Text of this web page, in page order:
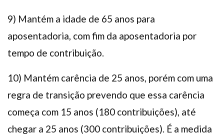
9) Mantém a idade de 65 anos para
aposentadoria, com fim da aposentadoria por
tempo de contribuição.
10) Mantém carência de 25 anos, porém com uma
regra de transição prevendo que essa carência
começa com 15 anos (180 contribuições), até
chegar a 25 anos (300 contribuições). É a medida